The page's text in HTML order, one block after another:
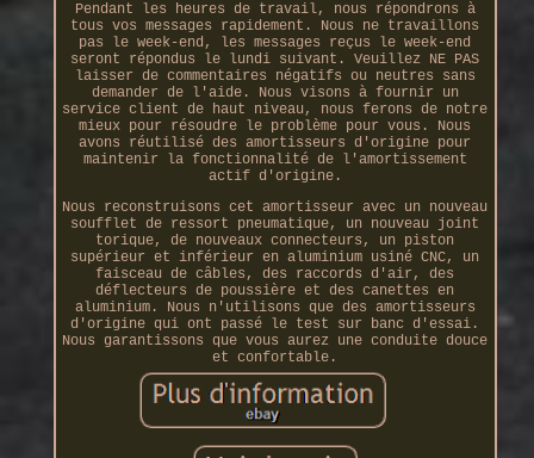
Pendant les heures de travail, nous répondrons à
tous vos messages rapidement. Nous ne travaillons
pas le week-end, les messages reçus le week-end
seront répondus le lundi suivant. Veuillez NE PAS
laisser de commentaires négatifs ou neutres sans
demander de l'aide. Nous visons à fournir un
service client de haut niveau, nous ferons de notre
mieux pour résoudre le problème pour vous. Nous
avons réutilisé des amortisseurs d'origine pour
maintenir la fonctionnalité de l'amortissement
actif d'origine.
Nous reconstruisons cet amortisseur avec un nouveau
soufflet de ressort pneumatique, un nouveau joint
torique, de nouveaux connecteurs, un piston
supérieur et inférieur en aluminium usiné CNC, un
faisceau de câbles, des raccords d'air, des
déflecteurs de poussière et des canettes en
aluminium. Nous n'utilisons que des amortisseurs
d'origine qui ont passé le test sur banc d'essai.
Nous garantissons que vous aurez une conduite douce
et confortable.